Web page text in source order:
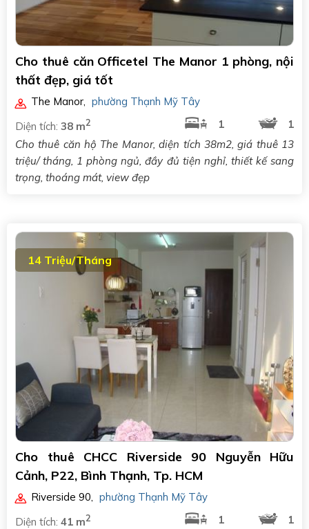
Cho thuê căn Officetel The Manor 1 phòng, nội
thất đẹp, giá tốt
The Manor, phường Thạnh Mỹ Tây
Diện tích: 38 m2 1
1
Cho thuê căn hộ The Manor, diện tích 38m2, giá thuê 13
triệu/ tháng, 1 phòng ngủ, đầy đủ tiện nghỉ, thiết kế sang
trọng, thoáng mát, view đẹp
14 Triệu/Tháng
Cho thuê CHCC Riverside 90 Nguyễn Hữu
Cảnh, P22, Bình Thạnh, Tp. HCM
Riverside 90
phường Thạnh Mỹ Tây
Diện tích: 41 m2 1
1